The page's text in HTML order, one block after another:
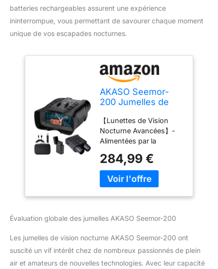
batteries rechargeables assurent une expérience
ininterrompue, vous permettant de savourer chaque moment
unique de vos escapades nocturnes.
AKASO Seemor-
200 Jumelles de
Infrarouge Vision
de 1000M
【Lunettes de Vision
Nocturne Avancées】-
Alimentées par la
révolutionnaire AI-ISP,
Seemor améliore
considérablement la
époustouflantes avec
perte, même dans des
conditions de très faible
luminosité. Seemor
284,99 €
Évaluation globale des jumelles AKASO Seemor-200
Les jumelles de vision nocturne AKASO Seemor-200 ont
suscité un vif intérêt chez de nombreux passionnés de plein
air et amateurs de nouvelles technologies. Avec leur capacité